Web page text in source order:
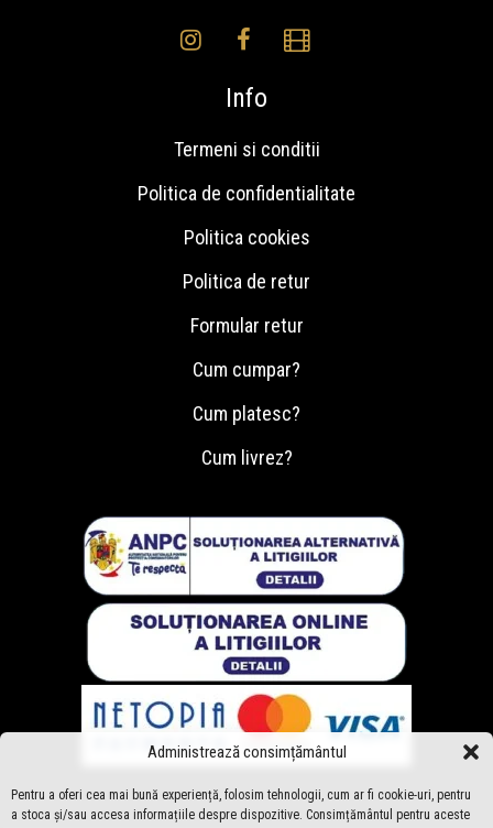
Administrează consimțământul
Pentru a oferi cea mai bună experiență, folosim tehnologii, cum ar fi cookie-uri, pentru
a stoca și/sau accesa informațiile despre dispozitive. Consimțământul pentru aceste
Info
Termeni si conditii
Politica de confidentialitate
Politica cookies
Politica de retur
Formular retur
Cum cumpar?
Cum platesc?
Cum livrez?